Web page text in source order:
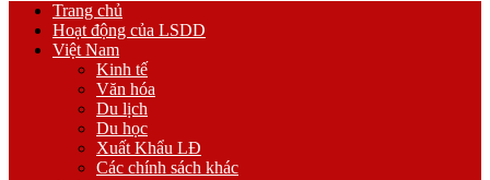
Trang chủ
Hoạt động của LSDD
Việt Nam
Kinh tế
Văn hóa
Du lịch
Du học
Xuất Khẩu LĐ
Các chính sách khác